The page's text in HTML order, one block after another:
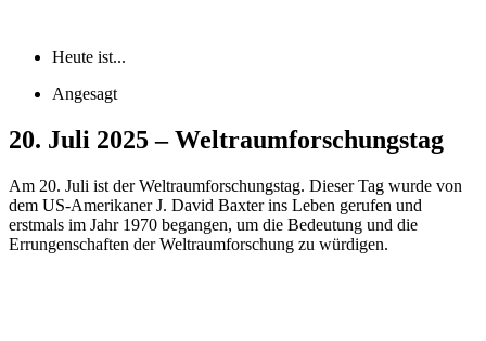
Heute ist...
Angesagt
20. Juli 2025 – Weltraumforschungstag
Am 20. Juli ist der Weltraumforschungstag. Dieser Tag wurde von
dem US-Amerikaner J. David Baxter ins Leben gerufen und
erstmals im Jahr 1970 begangen, um die Bedeutung und die
Errungenschaften der Weltraumforschung zu würdigen.